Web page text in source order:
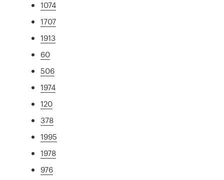
1074
1707
1913
60
506
1974
120
378
1995
1978
976